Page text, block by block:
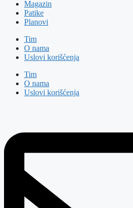
Magazin
Patike
Planovi
Tim
O nama
Uslovi korišćenja
Tim
O nama
Uslovi korišćenja